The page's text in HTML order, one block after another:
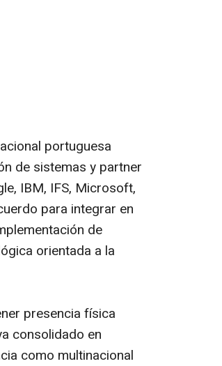
portuguesa
de sistemas y partner
IBM, IFS, Microsoft,
para integrar en
de
orientada a la
presencia física
consolidado en
como multinacional